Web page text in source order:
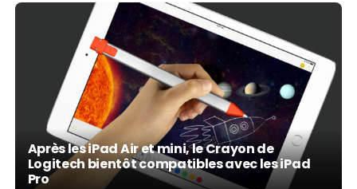
Après les iPad Air et mini, le Crayon de
Logitech bientôt compatibles avec les iPad
Pro